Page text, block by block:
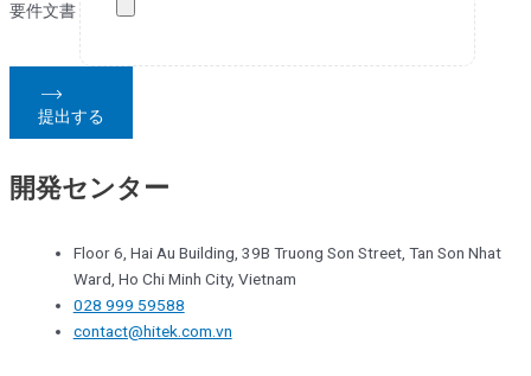
要件文書
提出する
開発センター
Floor 6, Hai Au Building, 39B Truong Son Street, Tan Son Nhat
Ward, Ho Chi Minh City, Vietnam
028 999 59588
contact@hitek.com.vn